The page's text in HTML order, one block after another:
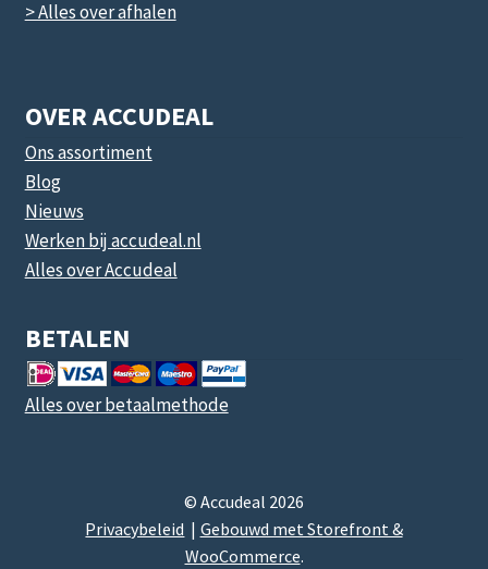
> Alles over afhalen
OVER ACCUDEAL
Ons assortiment
Blog
Nieuws
Werken bij accudeal.nl
Alles over Accudeal
BETALEN
Alles over betaalmethode
© Accudeal 2026
Privacybeleid
Gebouwd met Storefront &
WooCommerce.